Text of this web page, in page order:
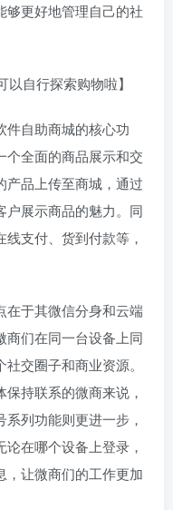
够更好地管理自己的社
以自行探索购物啦】
件自助商城的核心功
个全面的商品展示和交
产品上传至商城，通过
户展示商品的魅力。同
支付、货到付款等，
在于其微信分身和云端
商们在同一台设备上同
交圈子和商业资源。
持联系的微商来说，
列功能则更进一步，
在哪个设备上登录，
，让微商们的工作更加